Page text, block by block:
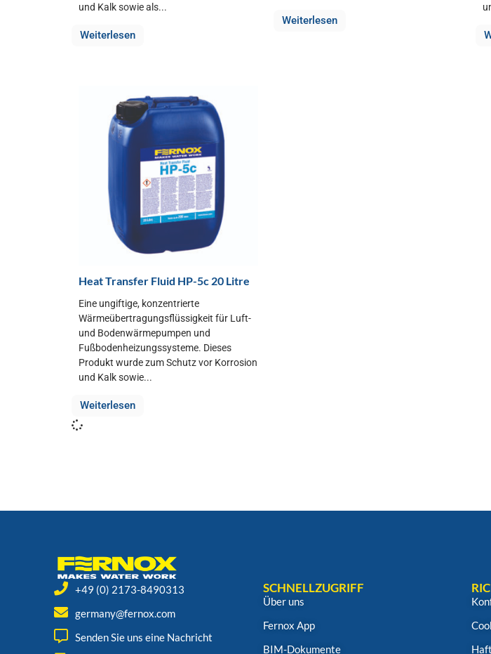
und Kalk sowie als...
Weiterlesen
Weiterlesen
Heat Transfer Fluid HP-5c 20 Litre
Eine ungiftige, konzentrierte
Wärmeübertragungsflüssigkeit für Luft-
und Bodenwärmepumpen und
Fußbodenheizungssysteme. Dieses
Produkt wurde zum Schutz vor Korrosion
und Kalk sowie...
Weiterlesen
+49 (0) 2173-8490313
germany@fernox.com
Senden Sie uns eine Nachricht
SCHNELLZUGRIFF
Über uns
Fernox App
BIM-Dokumente